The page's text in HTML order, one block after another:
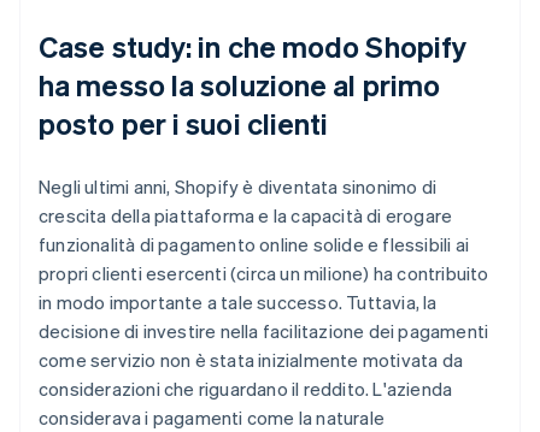
Case study: in che modo Shopify
ha messo la soluzione al primo
posto per i suoi clienti
Negli ultimi anni, Shopify è diventata sinonimo di
crescita della piattaforma e la capacità di erogare
funzionalità di pagamento online solide e flessibili ai
propri clienti esercenti (circa un milione) ha contribuito
in modo importante a tale successo. Tuttavia, la
decisione di investire nella facilitazione dei pagamenti
come servizio non è stata inizialmente motivata da
considerazioni che riguardano il reddito. L'azienda
considerava i pagamenti come la naturale